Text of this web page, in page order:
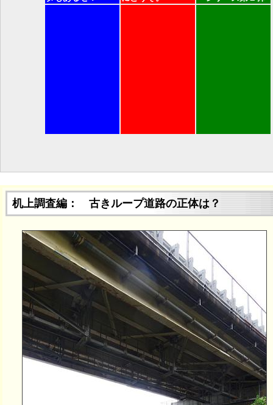
机上調査編： 古きループ道路の正体は？